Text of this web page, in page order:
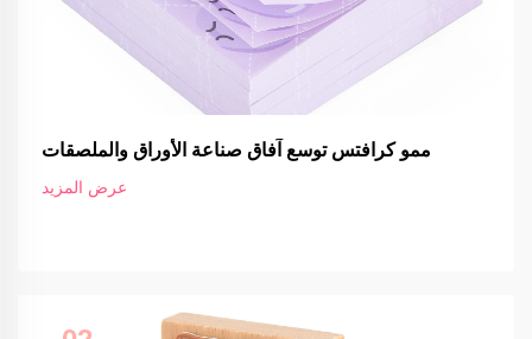
ممو كرافتس توسع آفاق صناعة الأوراق والملصقات
عرض المزيد